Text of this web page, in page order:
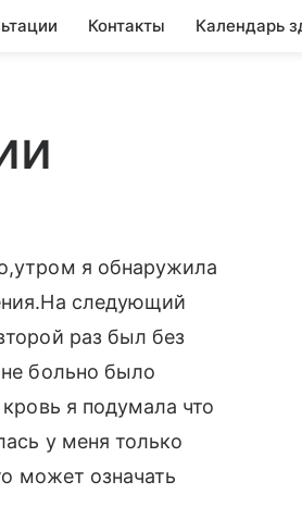
Контакты Календарь
я обнаружила
следующий
раз был без
больно было
я подумала что
у меня только
может означать